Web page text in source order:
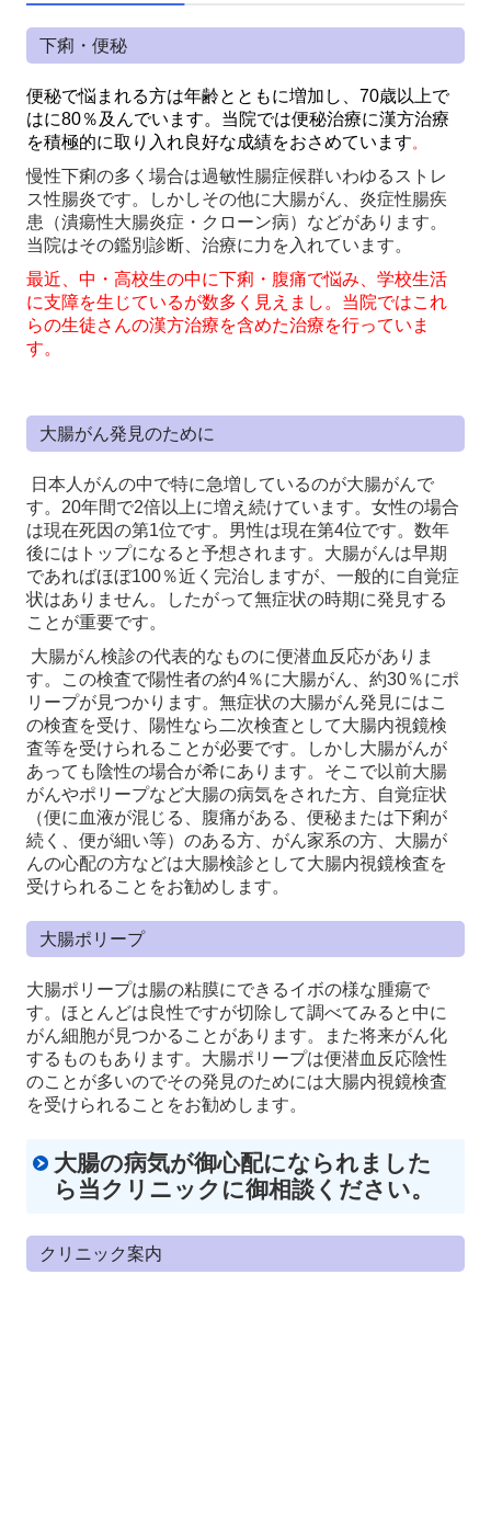
クリニック案内
下痢・便秘
便秘で悩まれる方は年齢とともに増加し、70歳以上で
はに80％及んでいます。 当院では便秘治療に漢方治療
を積極的に取り入れ良好な成績をおさめています 。
慢性下痢の多く場合は過敏性腸症候群いわゆるストレ
ス性腸炎です。しかしその他に大腸がん、炎症性腸疾
患（潰瘍性大腸炎症・クローン病）などがあります。
当院はその鑑別診断、治療に力を入れています。
最近、中・高校生の中に下痢・腹痛で悩み、学校生活
に支障を生じているが数多く見えまし。当院ではこれ
らの生徒さんの漢方治療を含めた治療を行っていま
す。
大腸がん発見のために
日本人がんの中で特に急増しているのが大腸がんで
す。20年間で2倍以上に増え続けています。女性の場合
は現在死因の第1位です。男性は現在第4位です。数年
後にはトップになると予想されます。大腸がんは早期
であればほぼ100％近く完治しますが、一般的に自覚症
状はありません。したがって無症状の時期に発見する
ことが重要です。
大腸がん検診の代表的なものに便潜血反応がありま
す。この検査で陽性者の約4％に大腸がん、約30％にポ
リープが見つかります。無症状の大腸がん発見にはこ
の検査を受け、陽性なら二次検査として大腸内視鏡検
査等を受けられることが必要です。しかし大腸がんが
あっても陰性の場合が希にあります。そこで以前大腸
がんやポリープなど大腸の病気をされた方、自覚症状
（便に血液が混じる、腹痛がある、便秘または下痢が
続く、便が細い等）のある方、がん家系の方、大腸が
んの心配の方などは大腸検診として大腸内視鏡検査を
受けられることをお勧めします。
大腸ポリープ
大腸ポリープは腸の粘膜にできるイボの様な腫瘍で
す。ほとんどは良性ですが切除して調べてみると中に
がん細胞が見つかることがあります。また将来がん化
するものもあります。大腸ポリープは便潜血反応陰性
のことが多いのでその発見のためには大腸内視鏡検査
を受けられることをお勧めします。
大腸の病気が御心配になられました
ら当クリニックに御相談ください。